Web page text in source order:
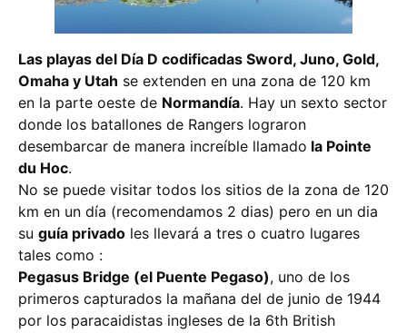
Las playas del Día D codificadas Sword, Juno, Gold,
Omaha y Utah se extenden en una zona de 120 km
en la parte oeste de Normandía. Hay un sexto sector
donde los batallones de Rangers lograron
desembarcar de manera increíble llamado la Pointe
du Hoc.
No se puede visitar todos los sitios de la zona de 120
km en un día (recomendamos 2 dias) pero en un dia
su guía privado les llevará a tres o cuatro lugares
tales como :
Pegasus Bridge (el Puente Pegaso), uno de los
primeros capturados la mañana del de junio de 1944
por los paracaidistas ingleses de la 6th British